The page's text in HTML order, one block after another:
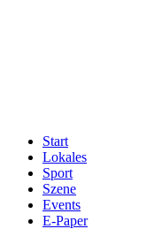
Start
Lokales
Sport
Szene
Events
E-Paper